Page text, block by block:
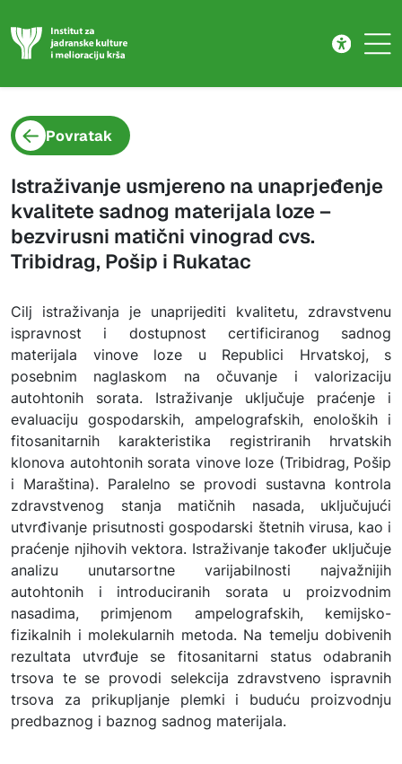
Povratak
Istraživanje usmjereno na unaprjeđenje
kvalitete sadnog materijala loze –
bezvirusni matični vinograd cvs.
Tribidrag, Pošip i Rukatac
Cilj istraživanja je unaprijediti kvalitetu, zdravstvenu
ispravnost i dostupnost certificiranog sadnog
materijala vinove loze u Republici Hrvatskoj, s
posebnim naglaskom na očuvanje i valorizaciju
autohtonih sorata. Istraživanje uključuje praćenje i
evaluaciju gospodarskih, ampelografskih, enoloških i
fitosanitarnih karakteristika registriranih hrvatskih
klonova autohtonih sorata vinove loze (Tribidrag, Pošip
i Maraština). Paralelno se provodi sustavna kontrola
zdravstvenog stanja matičnih nasada, uključujući
utvrđivanje prisutnosti gospodarski štetnih virusa, kao i
praćenje njihovih vektora. Istraživanje također uključuje
analizu unutarsortne varijabilnosti najvažnijih
autohtonih i introduciranih sorata u proizvodnim
nasadima, primjenom ampelografskih, kemijsko-
fizikalnih i molekularnih metoda. Na temelju dobivenih
rezultata utvrđuje se fitosanitarni status odabranih
trsova te se provodi selekcija zdravstveno ispravnih
trsova za prikupljanje plemki i buduću proizvodnju
predbaznog i baznog sadnog materijala.